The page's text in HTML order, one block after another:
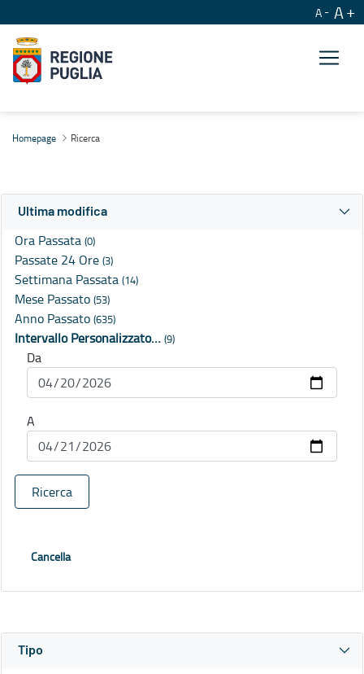
A A
Homepage Ricerca
Ultima modifica
Ora Passata (0)
Passate 24 Ore (3)
Settimana Passata (14)
Mese Passato (53)
Anno Passato (635)
Intervallo Personalizzato… (9)
Da
A
Ricerca
Cancella
Tipo